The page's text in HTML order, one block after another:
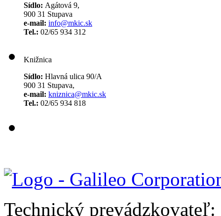
Sídlo: Agátová 9,
900 31 Stupava
e-mail: info@mkic.sk
Tel.: 02/65 934 312
Knižnica
Sídlo: Hlavná ulica 90/A
900 31 Stupava,
e-mail: kniznica@mkic.sk
Tel.: 02/65 934 818
Technický prevádzkovateľ: